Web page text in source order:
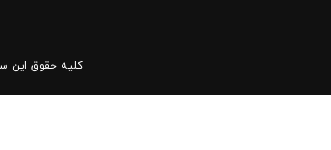
کلیه حقوق این